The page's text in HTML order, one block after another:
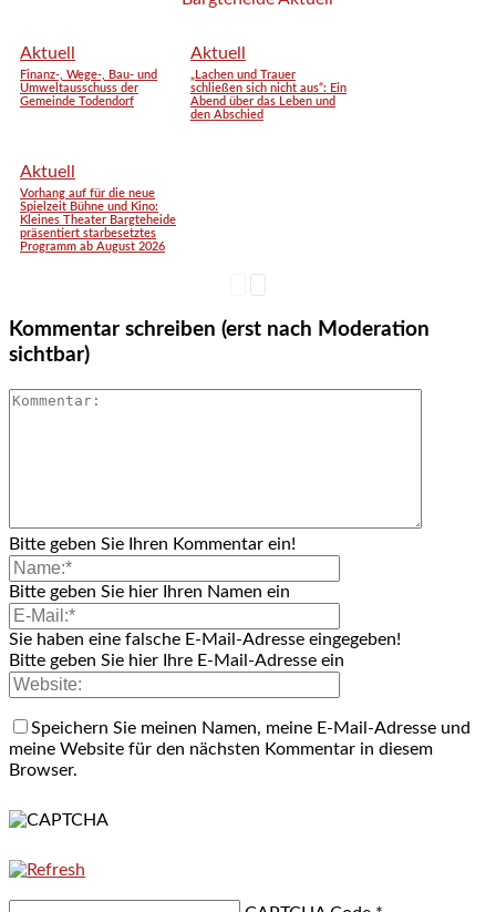
Aktuell
Finanz-, Wege-, Bau- und
Umweltausschuss der
Gemeinde Todendorf
Aktuell
„Lachen und Trauer
schließen sich nicht aus“: Ein
Abend über das Leben und
den Abschied
Aktuell
Vorhang auf für die neue
Spielzeit Bühne und Kino:
Kleines Theater Bargteheide
präsentiert starbesetztes
Programm ab August 2026
Kommentar schreiben (erst nach Moderation
sichtbar)
Bitte geben Sie Ihren Kommentar ein!
Bitte geben Sie hier Ihren Namen ein
Sie haben eine falsche E-Mail-Adresse eingegeben!
Bitte geben Sie hier Ihre E-Mail-Adresse ein
Speichern Sie meinen Namen, meine E-Mail-Adresse und
meine Website für den nächsten Kommentar in diesem
Browser.